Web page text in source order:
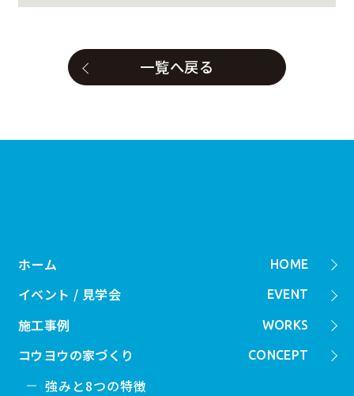
一覧へ戻る
HOME
ホーム
EVENT
イベント / 見学会
WORKS
施工事例
CONCEPT
コウヨウの家づくり
強みと8つの特徴